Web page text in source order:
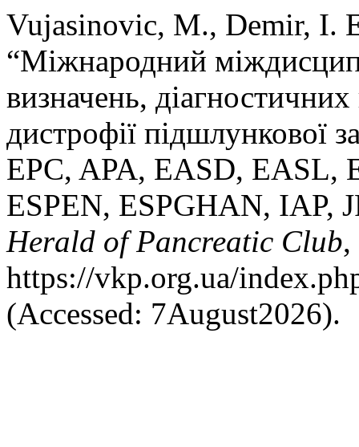
Vujasinovic, M., Demir, I.
“Міжнародний
визначень,
дистрофії підшлункової
EPC, APA, EASD, EASL,
ESPEN, ESPGHAN, IAP,
Herald of Pancreatic Club,
https://vkp.org.ua/
(Accessed: 7August2026).